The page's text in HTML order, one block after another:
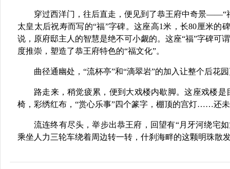
穿过西洋门，往后直走，便见到了恭王府中奇景——“
太皇太后祝寿而写的“福”字碑。这座高1米，长80厘米
说，原府邸主人的智慧是绝不可小觑的。这座“福”字碑可
度推崇，塑造了恭王府特色的“福文化”。
曲径通幽处，“流杯亭”和“滴翠岩”的加入让整个后花
路走来，稍觉疲累，便到大戏楼内歇脚。这座戏楼
椅，彩绣红布，“赏心乐事”四个篆字，棚顶的宫灯……还
流连终有尽头，举步出恭王府，回望有“月牙河绕宅
乘坐人力三轮车绕着周边转一转，什刹海畔的这颗明珠散